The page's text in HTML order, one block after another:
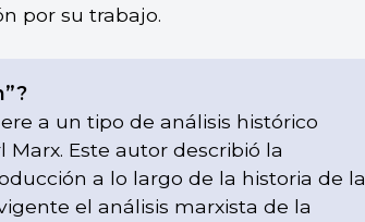
por su trabajo.
a un tipo de análisis histórico
Este autor describió la
a lo largo de la historia de la
el análisis marxista de la